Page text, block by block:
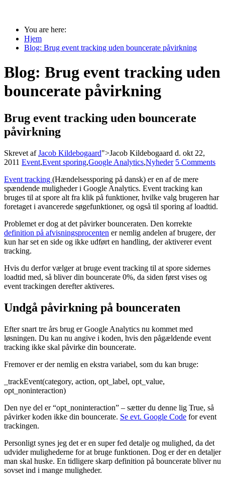
You are here:
Hjem
Blog: Brug event tracking uden bouncerate påvirkning
Blog: Brug event tracking uden
bouncerate påvirkning
Brug event tracking uden bouncerate
påvirkning
Skrevet afJacob Kildebogaard">Jacob Kildebogaard d. okt 22,
2011 Event,Event sporing,Google Analytics,Nyheder 5 Comments
Event tracking (Hændelsessporing på dansk) er en af de mere
spændende muligheder i Google Analytics. Event tracking kan
bruges til at spore alt fra klik på funktioner, hvilke valg brugeren har
foretaget i avancerede søgefunktioner, og også til sporing af loadtid.
Problemet er dog at det påvirker bounceraten. Den korrekte
definition på afvisningsprocenten er nemlig andelen af brugere, der
kun har set en side og ikke udført en handling, der aktiverer event
tracking.
Hvis du derfor vælger at bruge event tracking til at spore sidernes
loadtid med, så bliver din bouncerate 0%, da siden først vises og
event trackingen derefter aktiveres.
Undgå påvirkning på bounceraten
Efter snart tre års brug er Google Analytics nu kommet med
løsningen. Du kan nu angive i koden, hvis den pågældende event
tracking ikke skal påvirke din bouncerate.
Fremover er der nemlig en ekstra variabel, som du kan bruge:
_trackEvent(category, action, opt_label, opt_value,
opt_noninteraction)
Den nye del er “opt_noninteraction” – sætter du denne lig True, så
påvirker koden ikke din bouncerate. Se evt. Google Code for event
trackingen.
Personligt synes jeg det er en super fed detalje og mulighed, da det
udvider mulighederne for at bruge funktionen. Dog er der en detaljer
man skal huske. En tidligere skarp definition på bouncerate bliver nu
sovset ind i mange muligheder.